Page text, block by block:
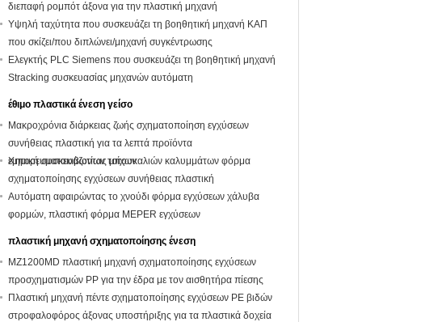
διεπαφή ρομπότ άξονα για την πλαστική μηχανή
Υψηλή ταχύτητα που συσκευάζει τη βοηθητική μηχανή ΚΑΠ
που σκίζει/που διπλώνει/μηχανή συγκέντρωσης
Ελεγκτής PLC Siemens που συσκευάζει τη βοηθητική μηχανή
Stracking συσκευασίας μηχανών αυτόματη
έθιμο πλαστικά ένεση γείσο
Μακροχρόνια διάρκειας ζωής σχηματοποίηση εγχύσεων
συνήθειας πλαστική για τα λεπτά προϊόντα
εμπορευματοκιβωτίων τοίχων
Χημική συσκευάζοντας μπουκαλιών καλυμμάτων φόρμα
σχηματοποίησης εγχύσεων συνήθειας πλαστική
Αυτόματη αφαιρώντας το χνούδι φόρμα εγχύσεων χάλυβα
φορμών, πλαστική φόρμα MEPER εγχύσεων
πλαστική μηχανή σχηματοποίησης ένεση
MZ1200MD πλαστική μηχανή σχηματοποίησης εγχύσεων
προσχηματισμών PP για την έδρα με τον αισθητήρα πίεσης
Πλαστική μηχανή πέντε σχηματοποίησης εγχύσεων PE βιδών
στροφαλοφόρος άξονας υποστήριξης για τα πλαστικά δοχεία